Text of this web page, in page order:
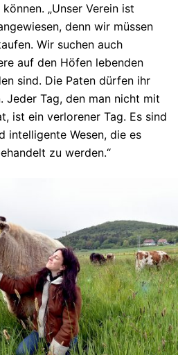
„Unser Verein ist
denn wir müssen
Wir suchen auch
auf den Höfen lebenden
sind. Die Paten dürfen ihr
Jeder Tag, den man nicht mit
ist ein verlorener Tag. Es sind
intelligente Wesen, die es
zu werden.“